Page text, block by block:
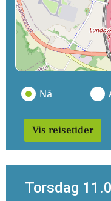
Nå
Vis reisetider
Torsdag